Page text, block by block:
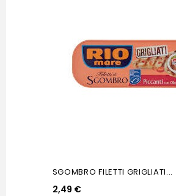
SGOMBRO FILETTI GRIGLIATI...
2,49 €